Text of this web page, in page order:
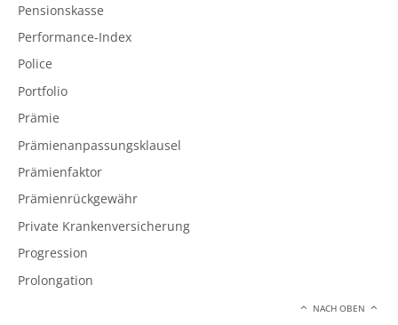
Pensionskasse
Performance-Index
Police
Portfolio
Prämie
Prämienanpassungsklausel
Prämienfaktor
Prämienrückgewähr
Private Krankenversicherung
Progression
Prolongation
NACH OBEN